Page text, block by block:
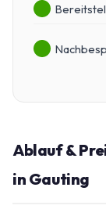
Ablauf &
in Gauting